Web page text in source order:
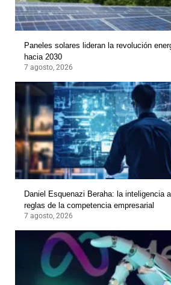
Paneles solares lideran la revolución
hacia 2030
7 agosto, 2026
Daniel Esquenazi Beraha: la inteligencia
reglas de la competencia empresarial
7 agosto, 2026